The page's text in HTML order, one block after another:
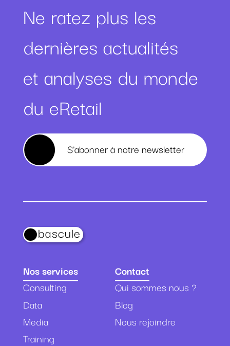
Ne ratez plus les
dernières actualités
et analyses du monde
du eRetail
S’abonner à notre newsletter
Nos services
Consulting
Data
Media
Training
Contact
Qui sommes nous ?
Blog
Nous rejoindre
bascule